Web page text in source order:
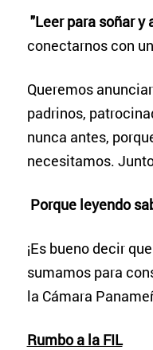
"Leer para soñar y
conectarnos con
Queremos
padrinos,
nunca antes,
necesitamos.
Porque leyendo
¡Es bueno decir
sumamos para
la Cámara
Rumbo a la FIL